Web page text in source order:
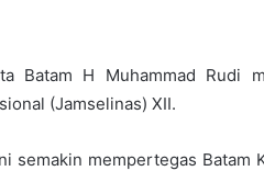
Batam H Muhammad Rudi
(Jamselinas) XII.
semakin mempertegas Batam